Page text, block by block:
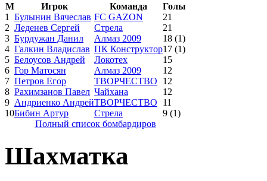
М Игрок Команда
Голы
1
Булынин Вячеслав FC GAZON
21
2 Леденев Сергей Стрела
21
3 Бурдужан Данил Алмаз 2009 18 (1)
4 Галкин Владислав ПК Конструктор17 (1)
5 Белоусов Андрей Локотех
15
6 Гор Матосян Алмаз 2009
12
7 Петров Егор ТВОРЧЕСТВО
12
8 Рахимзанов Павел Чайхана
12
9 Андриенко АндрейТВОРЧЕСТВО
11
10Бибин Артур Стрела 9 (1)
Полный список бомбардиров
Шахматка